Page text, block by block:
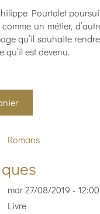
Pourtalet
un métier,
qu’il souhaite
qu’il est devenu.
Romans
mar 27/08/2019 - 12:00
Livre